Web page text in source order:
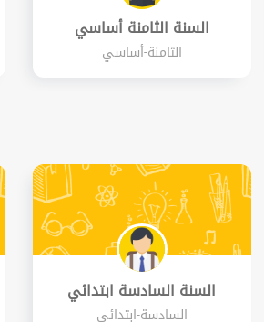
السنة الثامنة أساسي
الثامنة-أساسي
السنة السادسة ابتدائي
السادسة-ابتدائي